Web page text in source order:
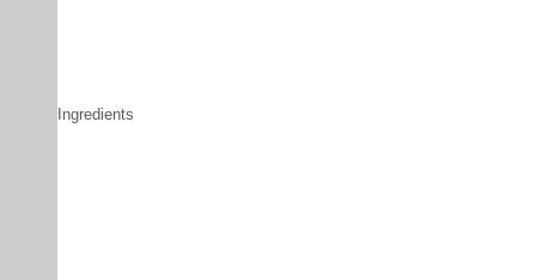
Ingredients